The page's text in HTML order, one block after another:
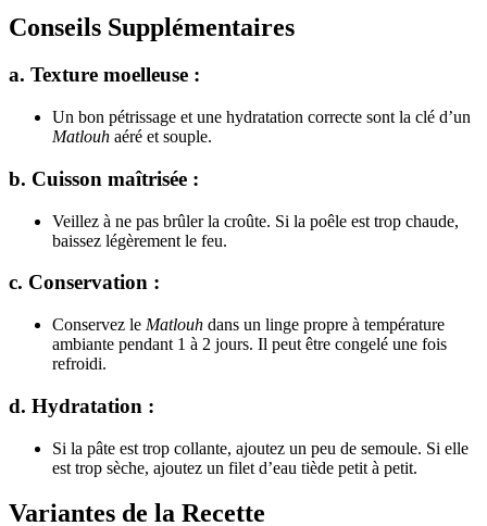
Conseils Supplémentaires
a. Texture moelleuse :
Un bon pétrissage et une hydratation correcte sont la clé d’un
Matlouh aéré et souple.
b. Cuisson maîtrisée :
Veillez à ne pas brûler la croûte. Si la poêle est trop chaude,
baissez légèrement le feu.
c. Conservation :
Conservez le Matlouh dans un linge propre à température
ambiante pendant 1 à 2 jours. Il peut être congelé une fois
refroidi.
d. Hydratation :
Si la pâte est trop collante, ajoutez un peu de semoule. Si elle
est trop sèche, ajoutez un filet d’eau tiède petit à petit.
Variantes de la Recette